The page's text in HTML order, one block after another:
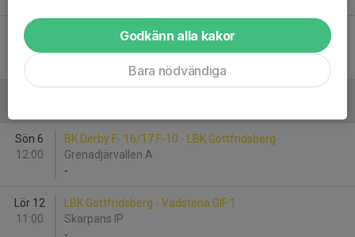
Lör 29
11:00
LBK Gottfridsberg - BK Ljungsbro F16/17 Svart
Sön 6
12:00
BK Derby F- 16/17 F-10 - LBK Gottfridsberg
Grenadjärvallen A
-
Lör 12
11:00
LBK Gottfridsberg - Vadstena GIF 1
Skarpans IP
Godkänn alla kakor
Bara nödvändiga